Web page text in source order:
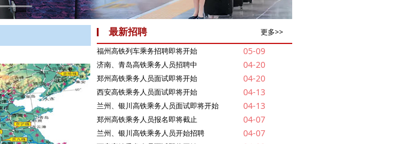
最新招聘
更多>>
福州高铁列车乘务招聘即将开始
05-09
济南、青岛高铁乘务人员招聘中 04-20
郑州高铁乘务人员面试即将开始 04-20
西安高铁乘务人员面试即将开始 04-13
兰州、银川高铁乘务人员面试即将开始 04-13
郑州高铁乘务人员报名即将截止 04-07
兰州、银川高铁乘务人员开始招聘 04-07